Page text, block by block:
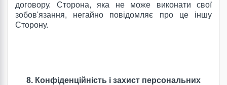
договору.
Сторона, яка не може виконати свої
зобов'язання, негайно повідомляє про це іншу
Сторону.
8. Конфіденційність і захист персональних